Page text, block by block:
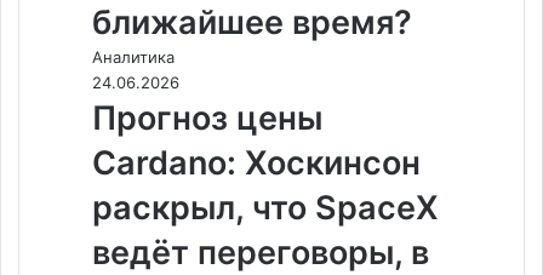
ближайшее время?
Аналитика
24.06.2026
Прогноз цены
Cardano: Хоскинсон
раскрыл, что SpaceX
ведёт переговоры, в